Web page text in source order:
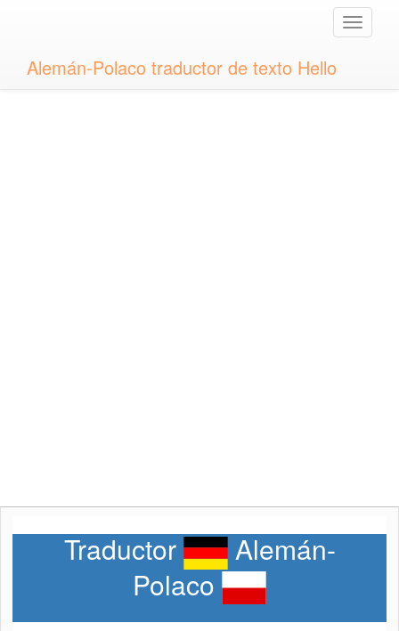
Toggle
Alemán-Polaco traductor de texto Hello
Traductor
Alemán-
Polaco